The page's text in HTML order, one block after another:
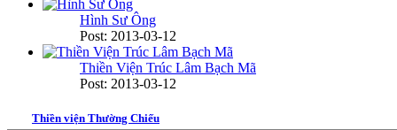
Hình Sư Ông
Post: 2013-03-12
Thiền Viện Trúc Lâm Bạch Mã
Post: 2013-03-12
Thiền viện Thường Chiếu